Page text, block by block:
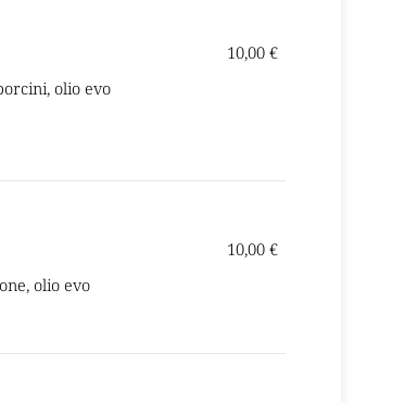
olio evo
10,00 €
olio evo
10,00 €